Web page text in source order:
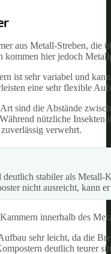
aus Metall-Streben, die
kommen hier jedoch
ist sehr variabel und
eine sehr flexible
sind die Abstände
nützliche
verwehrt.
stabiler als
nicht ausreicht, kann
innerhalb des
sehr leicht, da die
deutlich teurer